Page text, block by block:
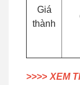
Giá
thành
>>>> XEM